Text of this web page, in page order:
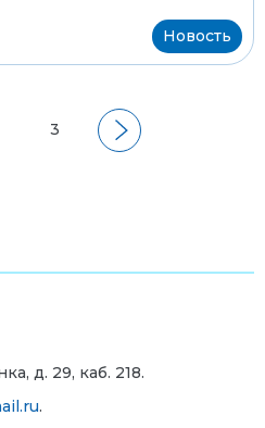
Новость
3
д. 29, каб. 218.
.